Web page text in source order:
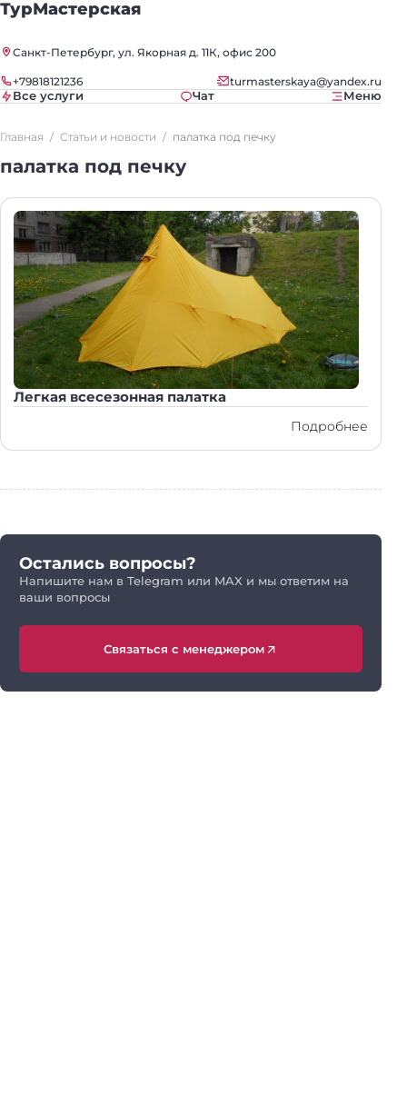
ТурМастерская
Санкт-Петербург, ул. Якорная д. 11К, офис 200
+79818121236 turmasterskaya@yandex.ru
Все услуги Чат Меню
Главная Статьи и новости палатка под печку
палатка под печку
Легкая всесезонная палатка
Подробнее
Остались вопросы?
Напишите нам в Telegram или MAX и мы ответим на
ваши вопросы
Связаться с менеджером